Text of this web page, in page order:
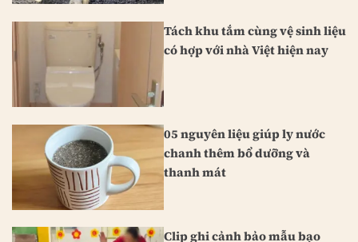
Tách khu tắm cùng vệ sinh liệu
có hợp với nhà Việt hiện nay
05 nguyên liệu giúp ly nước
chanh thêm bổ dưỡng và
thanh mát
Clip ghi cảnh bảo mẫu bạo